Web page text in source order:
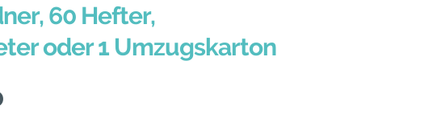
60 Hefter,
oder 1 Umzugskarton